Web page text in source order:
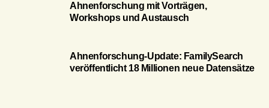
Ahnenforschung mit Vorträgen,
Workshops und Austausch
Ahnenforschung-Update: FamilySearch
veröffentlicht 18 Millionen neue Datensätze